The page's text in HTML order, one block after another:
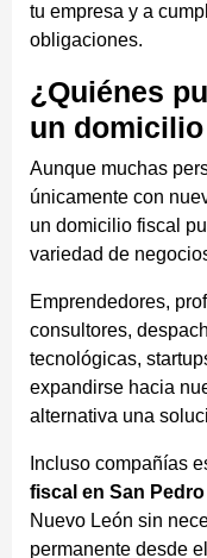
tu empresa y a
obligaciones.
¿Quiénes
un
Aunque muchas
únicamente con
un domicilio fiscal
variedad de
Emprendedores,
consultores,
tecnológicas,
expandirse hacia
alternativa una
Incluso compañías
fiscal en San Pedro
Nuevo León sin
permanente desde